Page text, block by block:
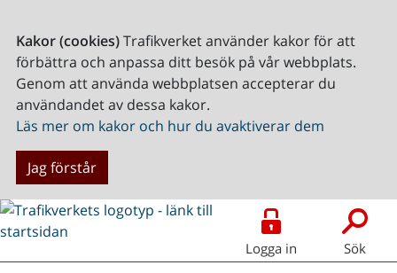
Kakor (cookies)Trafikverket använder kakor för att
förbättra och anpassa ditt besök på vår webbplats.
Genom att använda webbplatsen accepterar du
användandet av dessa kakor.
Läs mer om kakor och hur du avaktiverar dem
Jag förstår
Logga in Sök